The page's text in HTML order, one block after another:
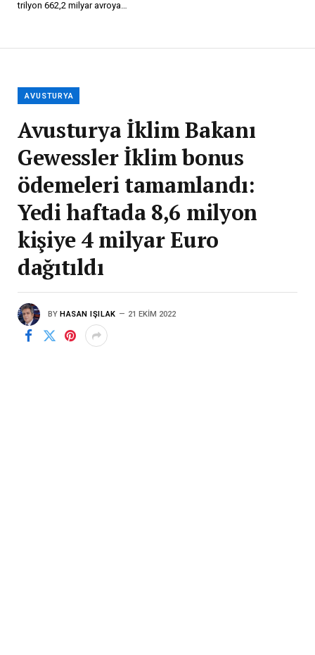
trilyon 662,2 milyar avroya…
AVUSTURYA
Avusturya İklim Bakanı
Gewessler İklim bonus
ödemeleri tamamlandı:
Yedi haftada 8,6 milyon
kişiye 4 milyar Euro
dağıtıldı
BY HASAN IŞILAK 21 EKIM 2022